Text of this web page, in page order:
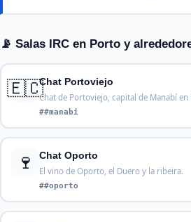
📡 Salas IRC en Porto y
🇪🇨Chat Portoviejo
Chat de Portoviejo, capital de Manabí
##manabi
🍷
Chat Oporto
El vino de Oporto, el Duero y la ribeira.
##oporto